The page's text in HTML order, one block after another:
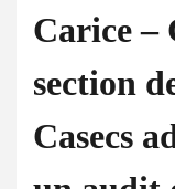
Carice –
section
Casecs